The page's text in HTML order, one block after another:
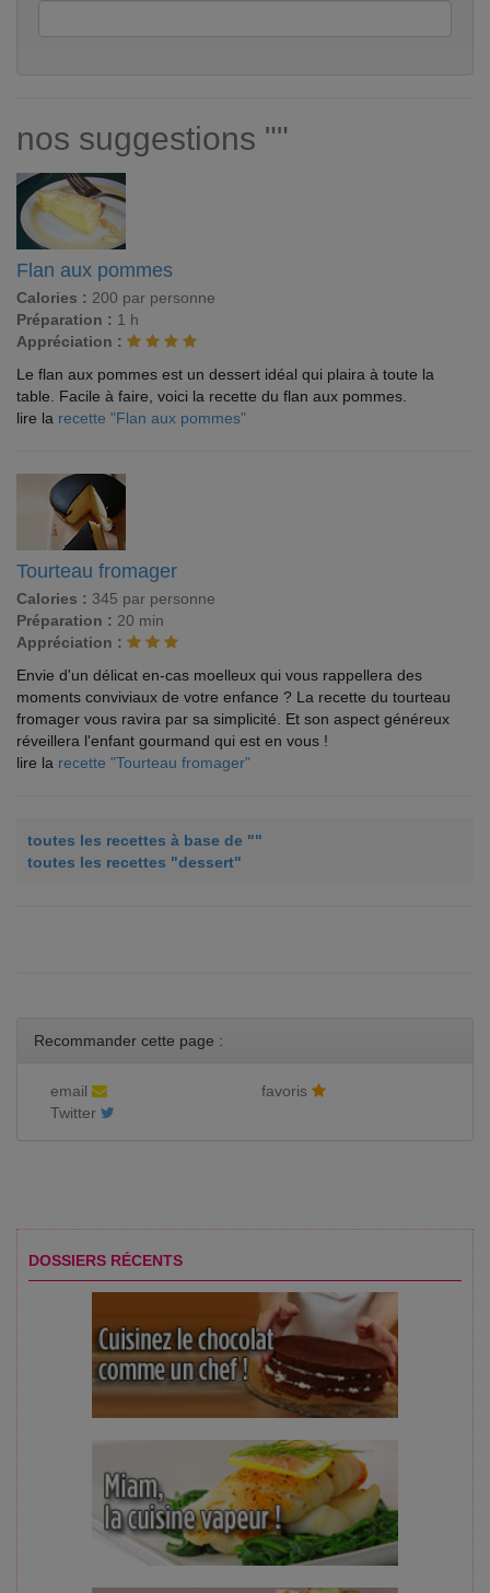
nos suggestions ""
Flan aux pommes
Calories : 200 par personne
Préparation : 1 h
Appréciation :
Le flan aux pommes est un dessert idéal qui plaira à toute la
table. Facile à faire, voici la recette du flan aux pommes.
lire la recette "Flan aux pommes"
Tourteau fromager
Calories : 345 par personne
Préparation : 20 min
Appréciation :
Envie d'un délicat en-cas moelleux qui vous rappellera des
moments conviviaux de votre enfance ? La recette du tourteau
fromager vous ravira par sa simplicité. Et son aspect généreux
réveillera l'enfant gourmand qui est en vous !
lire la recette "Tourteau fromager"
toutes les recettes à base de ""
toutes les recettes "dessert"
Recommander cette page :
email
favoris
Twitter
DOSSIERS RÉCENTS